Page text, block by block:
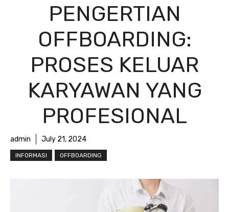
PENGERTIAN
OFFBOARDING:
PROSES KELUAR
KARYAWAN YANG
PROFESIONAL
admin July 21, 2024
INFORMASI OFFBOARDING